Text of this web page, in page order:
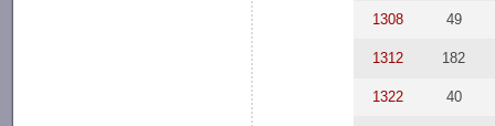
1308 49
1312 182
1322 40